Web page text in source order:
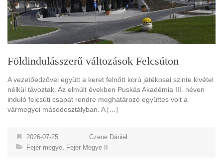
Földindulásszerű változások Felcsúton
A vezetőedzővel együtt a keret felnőtt korú játékosai szinte kivétel
nélkül távoztak. Az elmúlt években Puskás Akadémia III. néven
induló felcsúti csapat rendre meghatározó együttes volt a
vármegyei másodosztályban. A […]
2026-07-25
Czene Dániel
Fejér megye, Fejér Megye II